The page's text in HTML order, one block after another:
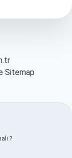
Sitemap
?